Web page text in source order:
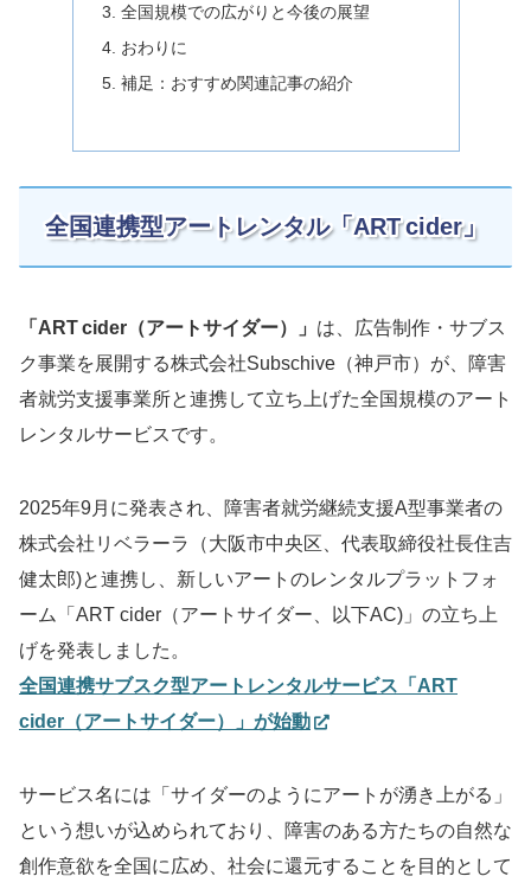
全国規模での広がりと今後の展望
おわりに
補足：おすすめ関連記事の紹介
全国連携型アートレンタル「ART cider」
「ART cider（アートサイダー）」 は、広告制作・サブス
ク事業を展開する株式会社Subschive（神戸市）が、障害
者就労支援事業所と連携して立ち上げた全国規模のアート
レンタルサービスです。
2025年9月に発表され、障害者就労継続支援A型事業者の
株式会社リベラーラ（大阪市中央区、代表取締役社長住吉
健太郎)と連携し、新しいアートのレンタルプラットフォ
ーム「ART cider（アートサイダー、以下AC)」の立ち上
げを発表しました。
全国連携サブスク型アートレンタルサービス「ART
cider（アートサイダー）」が始動
サービス名には「サイダーのようにアートが湧き上がる」
という想いが込められており、障害のある方たちの自然な
創作意欲を全国に広め、社会に還元することを目的として